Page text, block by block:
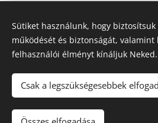
© 2024 Minden jog
Sütiket használunk, hogy
működését és biztonságát,
felhasználói élményt kínáljuk Neked.
Csak a legszükségesebbek